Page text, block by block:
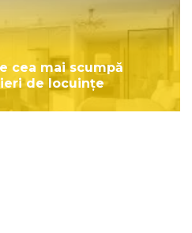
cea mai scumpă
de locuințe